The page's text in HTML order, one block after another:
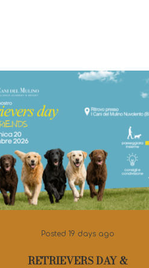
Posted19 days ago
RETRIEVERS DAY &